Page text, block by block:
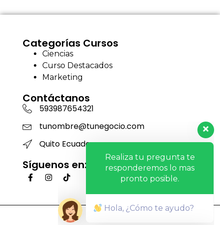
Categorías Cursos
Ciencias
Curso Destacados
Marketing
Contáctanos
593987654321
tunombre@tunegocio.com
Quito Ecuador
Síguenos en:
Realiza tu pregunta te
responderemos lo mas
pronto posible.
Hola, ¿Cómo te ayudo?